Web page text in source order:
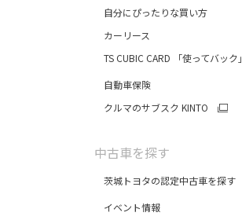
自分にぴったりな買い方
カーリース
TS CUBIC CARD 「使ってバック」
自動車保険
クルマのサブスク KINTO
中古車を探す
茨城トヨタの認定中古車を探す
イベント情報